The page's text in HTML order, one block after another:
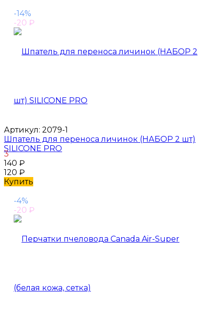
-14%
-20 ₽
Артикул: 2079-1
Шпатель для переноса личинок (НАБОР 2 шт)
SILICONE PRO
3
140 ₽
120 ₽
Купить
-4%
-20 ₽